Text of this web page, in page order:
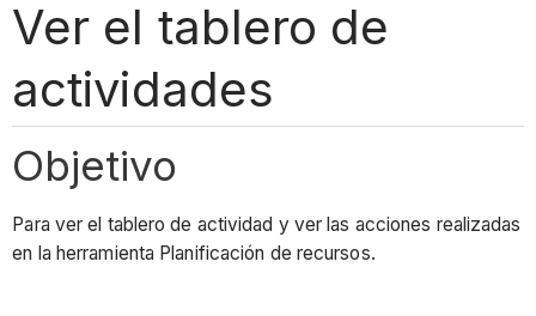
Ver el tablero de
actividades
Objetivo
Para ver el tablero de actividad y ver las acciones realizadas
en la herramienta Planificación de recursos.